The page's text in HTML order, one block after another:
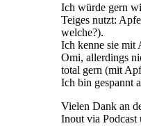
Ich würde gern
Teiges nutzt:
welche?).
Ich kenne sie mit
Omi, allerdings
total gern (mit
Ich bin gespannt
Vielen Dank an
Inout via